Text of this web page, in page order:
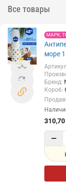
Все товары
МАРК.
море
Артикул
Бренд:
Короб:
310,70
−